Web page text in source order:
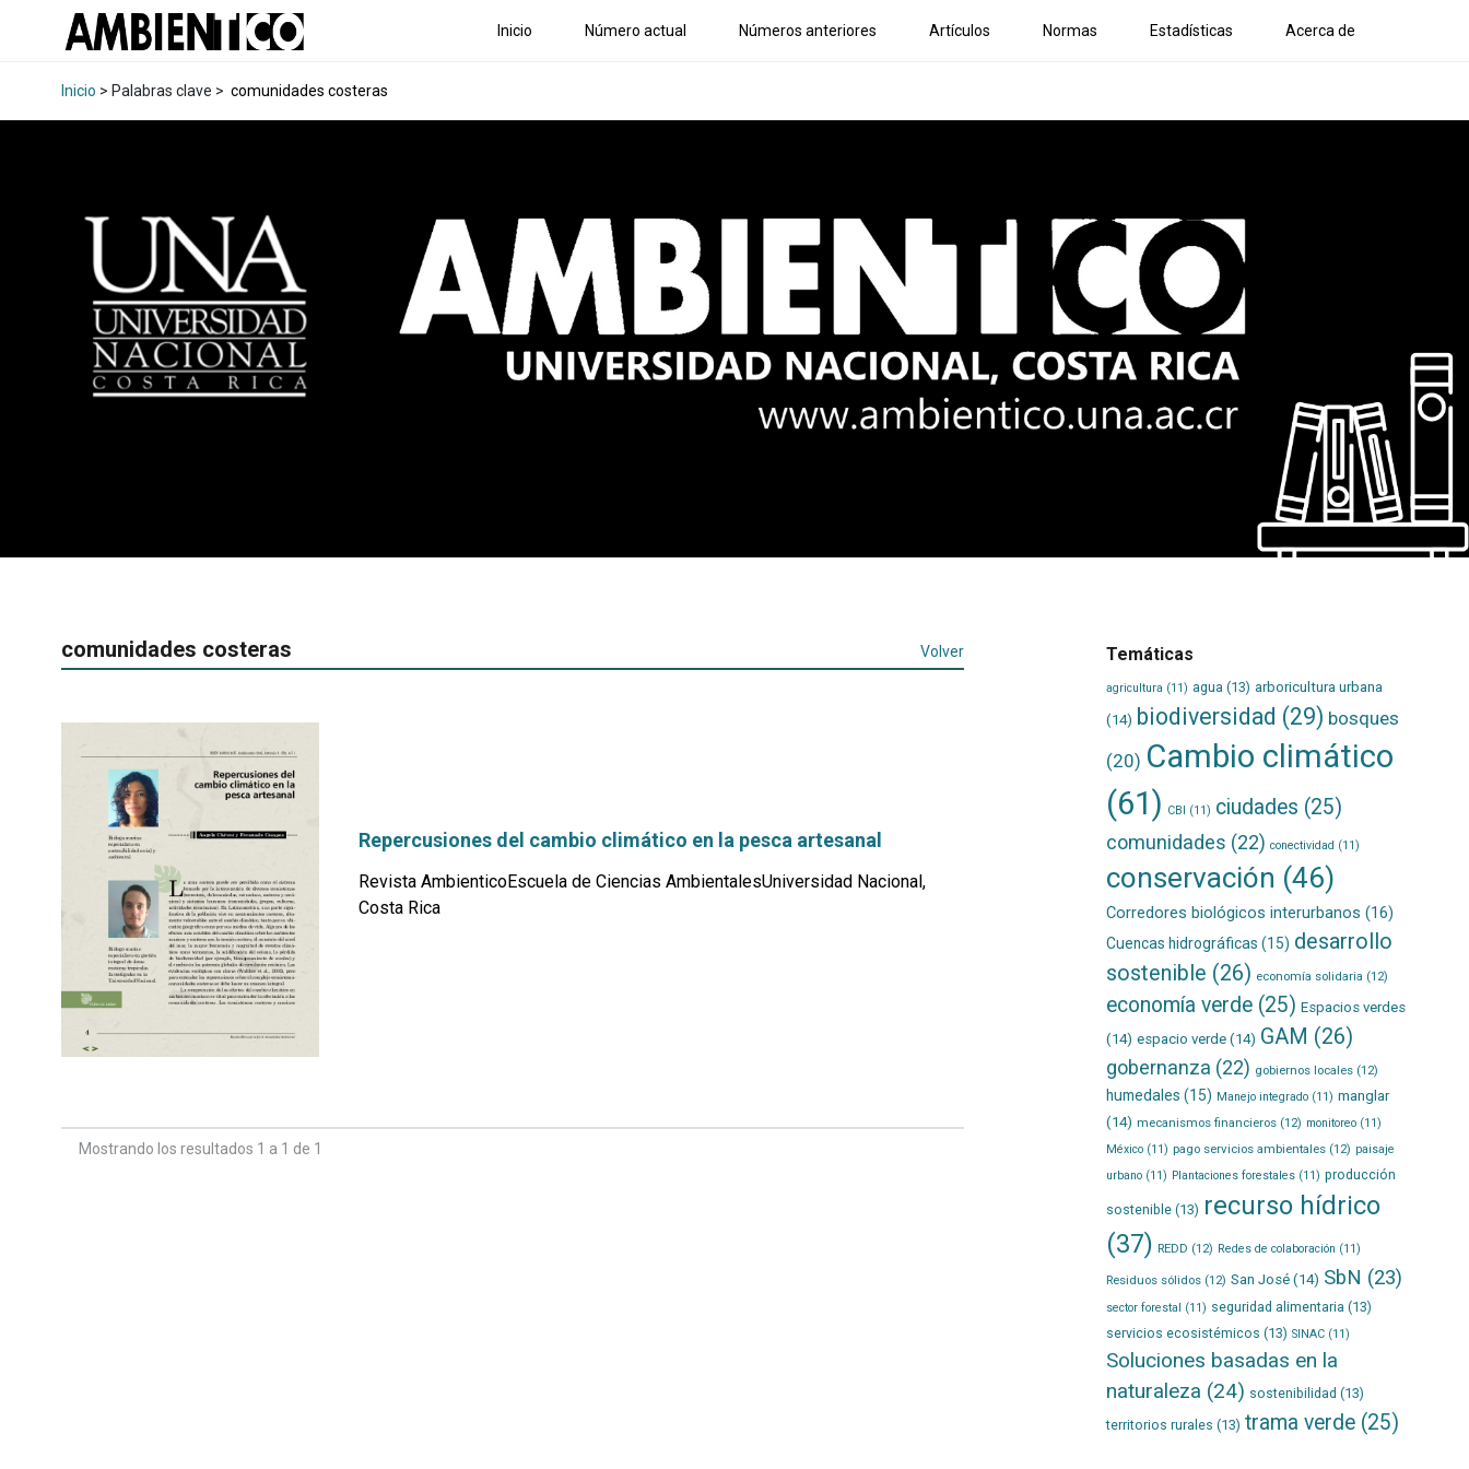
Inicio Número actual Números anteriores Artículos Normas Estadísticas Acerca de
Inicio > Palabras clave > comunidades costeras
comunidades costeras Volver
Repercusiones del cambio climático en la pesca artesanal
Revista AmbienticoEscuela de Ciencias AmbientalesUniversidad Nacional,
Costa Rica
Mostrando los resultados 1 a 1 de 1
Temáticas
agricultura (11) agua (13) arboricultura urbana
(14) biodiversidad (29) bosques
(20) Cambio climático
(61) CBI (11) ciudades (25)
comunidades (22) conectividad (11)
conservación (46)
Corredores biológicos interurbanos (16)
Cuencas hidrográficas (15) desarrollo
sostenible (26) economía solidaria (12)
economía verde(25) Espacios verdes
(14) espacio verde(14) GAM (26)
gobernanza (22) gobiernos locales(12)
humedales (15) Manejo integrado(11) manglar
(14) mecanismos financieros(12) monitoreo(11)
México(11) pago servicios ambientales(12) paisaje
urbano(11) Plantaciones forestales(11) producción
sostenible(13) recurso hídrico
(37) REDD (12) Redes de colaboración (11)
Residuos sólidos(12) San José(14) SbN (23)
sector forestal (11) seguridad alimentaria (13)
servicios ecosistémicos (13) SINAC(11)
Soluciones basadas en la
naturaleza (24) sostenibilidad (13)
territorios rurales (13) trama verde(25)